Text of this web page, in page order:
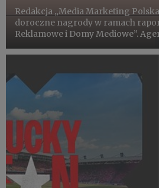
Redakcja „Media Marketing
doroczne nagrody w ramach
Reklamowe i Domy Mediowe”.